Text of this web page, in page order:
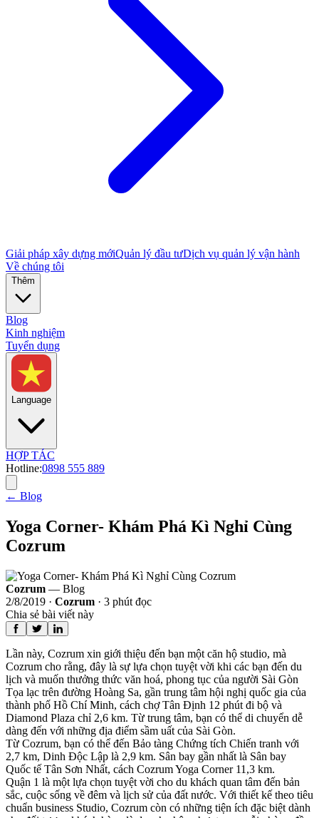
Giải pháp xây dựng mớiQuản lý đầu tưDịch vụ quản lý vận hành
Về chúng tôi
Thêm
Blog
Kinh nghiệm
Tuyển dụng
Language
HỢP TÁC
Hotline:0898 555 889
← Blog
Yoga Corner- Khám Phá Kì Nghỉ Cùng
Cozrum
Cozrum — Blog
2/8/2019 · Cozrum · 3 phút đọc
Chia sẻ bài viết này
Lần này, Cozrum xin giới thiệu đến bạn một căn hộ studio, mà
Cozrum cho rằng, đây là sự lựa chọn tuyệt vời khi các bạn đến du
lịch và muốn thưởng thức văn hoá, phong tục của người Sài Gòn
Tọa lạc trên đường Hoàng Sa, gần trung tâm hội nghị quốc gia của
thành phố Hồ Chí Minh, cách chợ Tân Định 12 phút đi bộ và
Diamond Plaza chỉ 2,6 km. Từ trung tâm, bạn có thể di chuyển dễ
dàng đến với những địa điểm sầm uất của Sài Gòn.
Từ Cozrum, bạn có thể đến Bảo tàng Chứng tích Chiến tranh với
2,7 km, Dinh Độc Lập là 2,9 km. Sân bay gần nhất là Sân bay
Quốc tế Tân Sơn Nhất, cách Cozrum Yoga Corner 11,3 km.
Quận 1 là một lựa chọn tuyệt vời cho du khách quan tâm đến bản
sắc, cuộc sống về đêm và lịch sử của đất nước. Với thiết kế theo tiêu
chuẩn business Studio, Cozrum còn có những tiện ích đặc biệt dành